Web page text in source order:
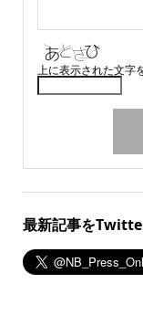
上に表示された文字
最新記事を